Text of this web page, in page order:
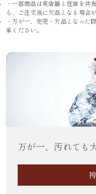
・一部商品は実店舗と在庫を共
も、ご注文後に欠品となる場合
・万が一、完売・欠品となった
承ください。
万が一、汚れても